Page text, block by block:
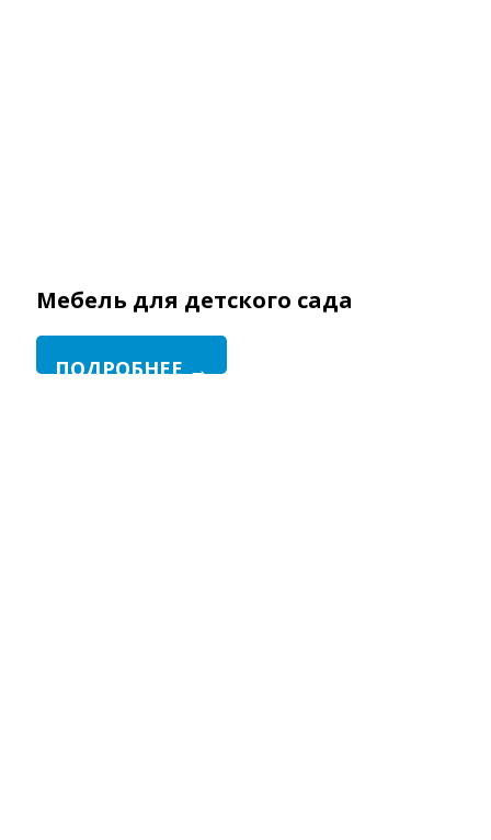
Мебель для детского сада
ПОДРОБНЕЕ →